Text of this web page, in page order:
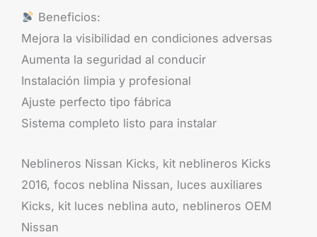
Beneficios:
Mejora la visibilidad en condiciones adversas
Aumenta la seguridad al conducir
Instalación limpia y profesional
Ajuste perfecto tipo fábrica
Sistema completo listo para instalar
Neblineros Nissan Kicks, kit neblineros Kicks
2016, focos neblina Nissan, luces auxiliares
Kicks, kit luces neblina auto, neblineros OEM
Nissan